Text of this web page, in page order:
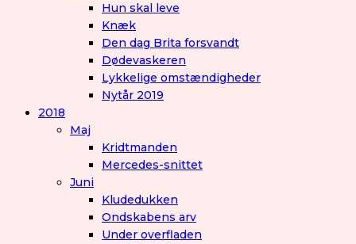
Hun skal leve
Knæk
Den dag Brita forsvandt
Dødevaskeren
Lykkelige omstændigheder
Nytår 2019
2018
Maj
Kridtmanden
Mercedes-snittet
Juni
Kludedukken
Ondskabens arv
Under overfladen